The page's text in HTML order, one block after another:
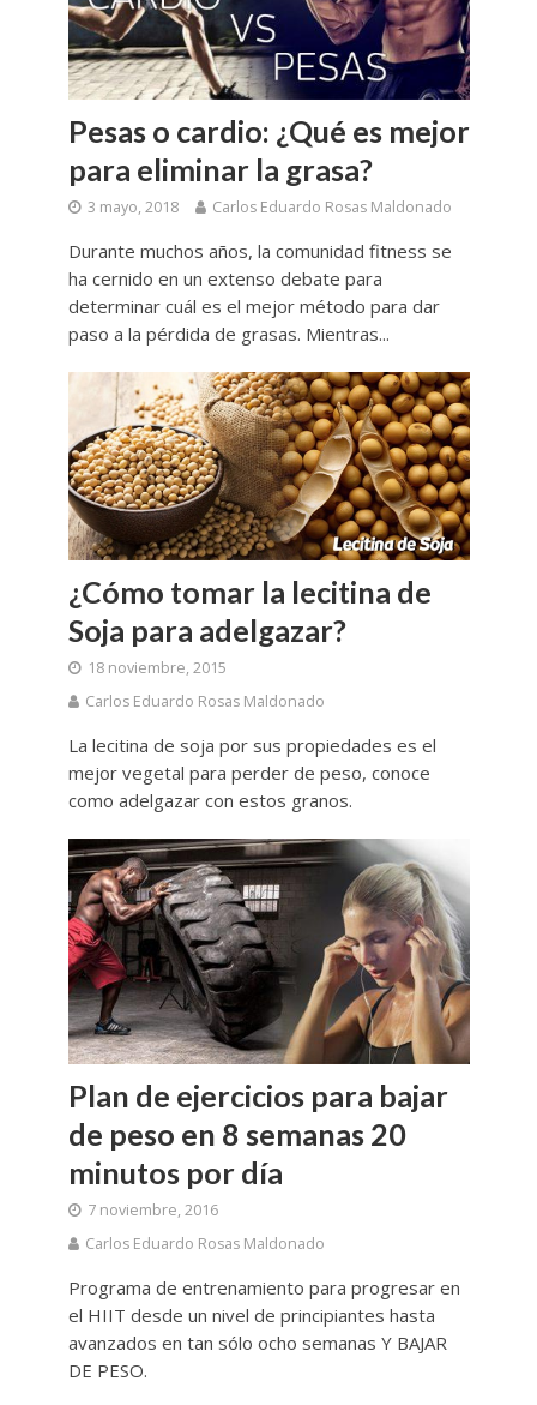
Pesas o cardio: ¿Qué es mejor
para eliminar la grasa?
3 mayo, 2018 Carlos Eduardo Rosas Maldonado
Durante muchos años, la comunidad fitness se
ha cernido en un extenso debate para
determinar cuál es el mejor método para dar
paso a la pérdida de grasas. Mientras...
¿Cómo tomar la lecitina de
Soja para adelgazar?
18 noviembre, 2015
Carlos Eduardo Rosas Maldonado
La lecitina de soja por sus propiedades es el
mejor vegetal para perder de peso, conoce
como adelgazar con estos granos.
Plan de ejercicios para bajar
de peso en 8 semanas 20
minutos por día
7 noviembre, 2016
Carlos Eduardo Rosas Maldonado
Programa de entrenamiento para progresar en
el HIIT desde un nivel de principiantes hasta
avanzados en tan sólo ocho semanas Y BAJAR
DE PESO.